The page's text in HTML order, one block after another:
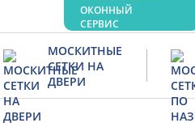
МОСКИТНЫЕ
СЕТКИ НА
ДВЕРИ
петлях сетки